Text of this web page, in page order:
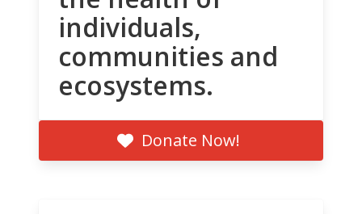
individuals,
communities and
ecosystems.
Donate Now!